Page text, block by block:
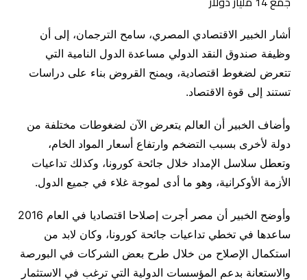
أشار الخبير الاقتصادي المصري، سامح الترجمان، إلى أن
وظيفة صندوق النقد الدولي مساعدة الدول النامية التي
تتعرض لضغوط اقتصادية، ويمنح القروض بناء على دراسات
تستند إلى قوة الاقتصاد.
وأضاف الخبير أن العالم يتعرض الآن لضغوطات مختلفة من
دولة لأخرى بسبب التضخم وارتفاع أسعار المواد الخام،
وتعطل سلاسل الإمداد خلال جائحة كورونا، وكذلك تداعيات
الأزمة الأوكرانية، وهو ما أدى لموجة غلاء في جميع الدول.
وأوضح الخبير أن مصر أجرت إصلاحا اقتصاديا في العام 2016
ساعدها في تخطي تداعيات جائحة كورونا، وكان لابد من
استكمال الإصلاح من خلال طرح بعض الشركات في البورصة
والاستعانة بدعم المؤسسات الدولية التي ترغب في الاستثمار